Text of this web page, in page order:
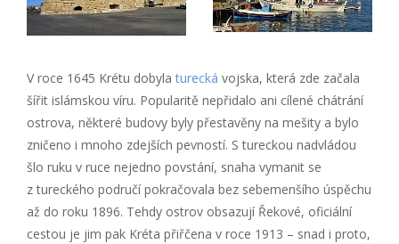
V roce 1645 Krétu dobylaturecká vojska, která zde začala
šířit islámskou víru. Popularitě nepřidalo ani cílené chátrání
ostrova, některé budovy byly přestavěny na mešity a bylo
zničeno i mnoho zdejších pevností. S tureckou nadvládou
šlo ruku v ruce nejedno povstání, snaha vymanit se
z tureckého područí pokračovala bez sebemenšího úspěchu
až do roku 1896. Tehdy ostrov obsazují Řekové, oficiální
cestou je jim pak Kréta přiřčena v roce 1913 – snad i proto,